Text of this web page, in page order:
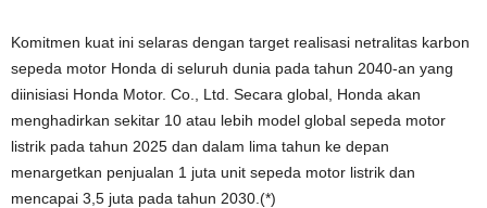
Komitmen kuat ini selaras dengan target realisasi netralitas karbon
sepeda motor Honda di seluruh dunia pada tahun 2040-an yang
diinisiasi Honda Motor. Co., Ltd. Secara global, Honda akan
menghadirkan sekitar 10 atau lebih model global sepeda motor
listrik pada tahun 2025 dan dalam lima tahun ke depan
menargetkan penjualan 1 juta unit sepeda motor listrik dan
mencapai 3,5 juta pada tahun 2030.(*)